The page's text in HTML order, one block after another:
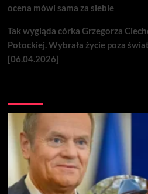
ocena mówi sama za siebie
Tak wygląda córka Grzegorza
Potockiej. Wybrała życie poza
[06.04.2026]